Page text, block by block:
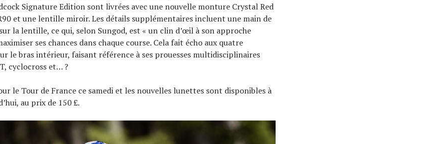
Signature Edition sont livrées avec une nouvelle monture Crystal Red
et une lentille miroir. Les détails supplémentaires incluent une main de
la lentille, ce qui, selon Sungod, est « un clin d’œil à son approche
ses chances dans chaque course. Cela fait écho aux quatre
le bras intérieur, faisant référence à ses prouesses multidisciplinaires
cyclocross et… ?
le Tour de France ce samedi et les nouvelles lunettes sont disponibles à
au prix de 150 £.